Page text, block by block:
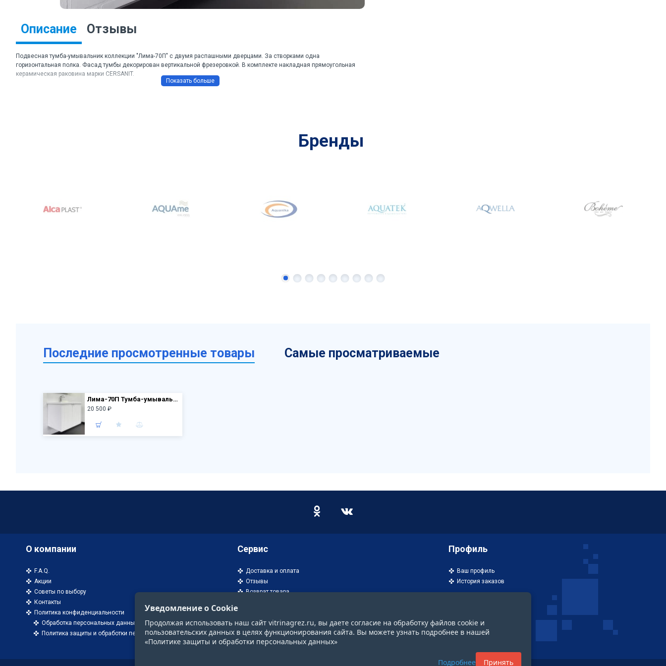
Описание Отзывы
Подвесная тумба-умывальник коллекции "Лима-70П" с двумя распашными дверцами. За створками одна
горизонтальная полка. Фасад тумбы декорирован вертикальной фрезеровкой. В комплекте накладная прямоугольная
керамическая раковина марки CERSANIT.
Бренды
Последние просмотренные товары Самые просматриваемые
Лима-70П Тумба-умывальник 700*550*450 мм белый матовый с раковиной Como 70 S-UM-COM70/1-w
20 500 ₽
О компании
F.A.Q.
Акции
Советы по выбору
Контакты
Политика конфиденциальности
Обработка персональных данных
Политика защиты и обработки персональных данных
Сервис
Доставка и оплата
Отзывы
Возврат товара
Профиль
Ваш профиль
История заказов
Уведомление о Cookie
Продолжая использовать наш сайт vitrinagrez.ru, вы даете согласие на обработку файлов cookie и
пользовательских данных в целях функционирования сайта. Вы можете узнать подробнее в нашей
«Политике защиты и обработки персональных данных»
Подробнее Принять